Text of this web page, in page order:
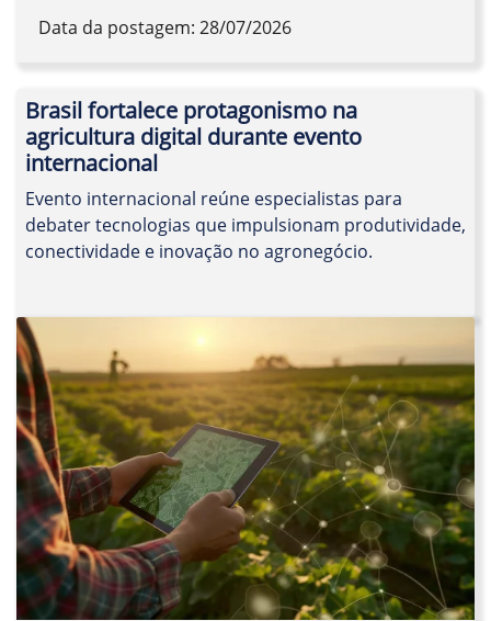
Data da postagem: 28/07/2026
Brasil fortalece protagonismo na
agricultura digital durante evento
internacional
Evento internacional reúne especialistas para
debater tecnologias que impulsionam produtividade,
conectividade e inovação no agronegócio.